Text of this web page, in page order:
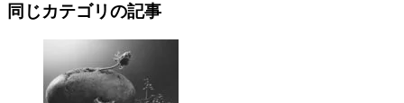
同じカテゴリの記事